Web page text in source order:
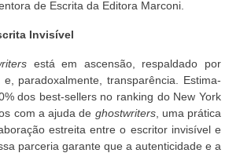
de Escrita da Editora Marconi.
Invisível
está em ascensão, respaldado por
paradoxalmente, transparência. Estima-
dos best-sellers no ranking do New York
com a ajuda de ghostwriters, uma prática
estreita entre o escritor invisível e
parceria garante que a autenticidade e a